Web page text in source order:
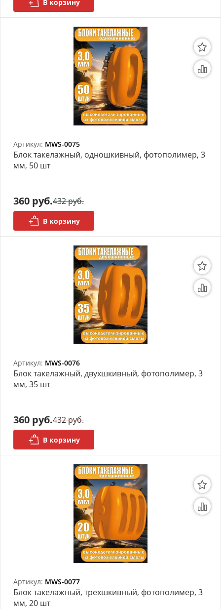
В корзину
Артикул: MWS-0075
Блок такелажный, одношкивный, фотополимер, 3
мм, 50 шт
360 руб.432 руб.
В корзину
Артикул: MWS-0076
Блок такелажный, двухшкивный, фотополимер, 3
мм, 35 шт
360 руб.432 руб.
В корзину
Артикул: MWS-0077
Блок такелажный, трехшкивный, фотополимер, 3
мм, 20 шт